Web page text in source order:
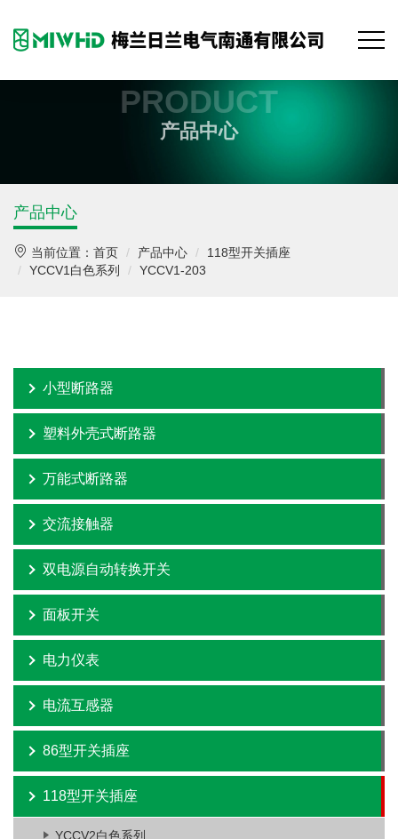
产品中心
PRODUCT
产品中心
当前位置： 首页 产品中心
118型开关插座
YCCV1白色系列
YCCV1-203
小型断路器
塑料外壳式断路器
万能式断路器
交流接触器
双电源自动转换开关
面板开关
电力仪表
电流互感器
86型开关插座
118型开关插座
YCCV2白色系列